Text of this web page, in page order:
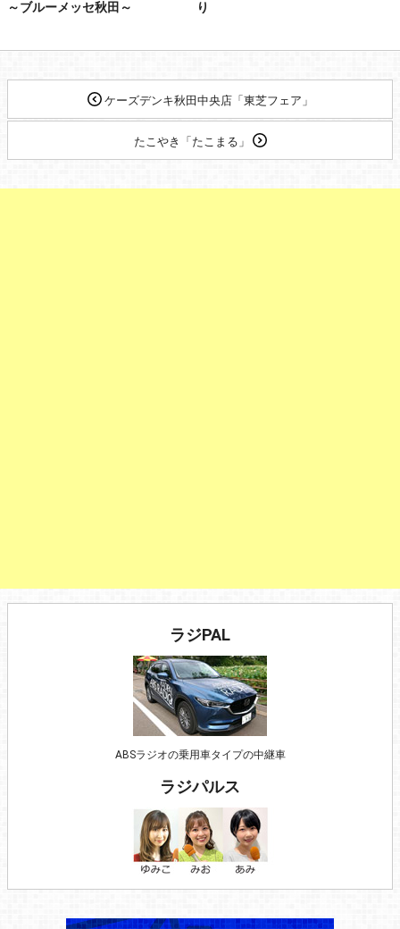
～ブルーメッセ秋田～
り
ケーズデンキ秋田中央店「東芝フェア」
たこやき「たこまる」
ラジPAL
ABSラジオの乗用車タイプの中継車
ラジパルス